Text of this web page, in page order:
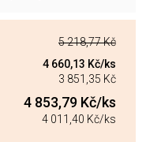
5 218,77 Kč
4 660,13 Kč/ks
3 851,35 Kč
4 853,79 Kč/ks
4 011,40 Kč/ks